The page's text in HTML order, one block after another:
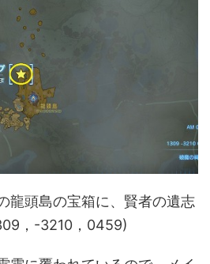
龍頭島の宝箱に、賢者の遺志
，-3210，0459)